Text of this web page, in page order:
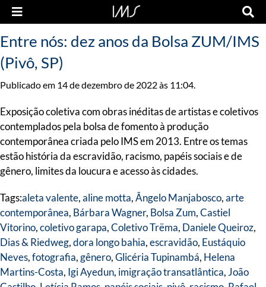
Entre nós: dez anos da Bolsa ZUM/IMS
(Pivô, SP)
Publicado em 14 de dezembro de 2022 às 11:04.
Exposição coletiva com obras inéditas de artistas e coletivos
contemplados pela bolsa de fomento à produção
contemporânea criada pelo IMS em 2013. Entre os temas
estão história da escravidão, racismo, papéis sociais e de
gênero, limites da loucura e acesso às cidades.
Tags:aleta valente,aline motta,Ângelo Manjabosco,arte
contemporânea, Bárbara Wagner, Bolsa Zum,Castiel
Vitorino,coletivo garapa,Coletivo Trëma, Daniele Queiroz,
Dias & Riedweg,dora longo bahia,escravidão, Eustáquio
Neves,fotografia, gênero,Glicéria Tupinambá, Helena
Martins-Costa, Igi Ayedun, imigração transatlântica, João